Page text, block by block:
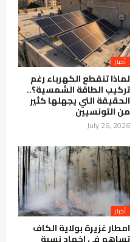
أخبار
لماذا تنقطع الكهرباء رغم
تركيب الطاقة الشمسية؟..
الحقيقة التي يجهلها كثير
من التونسيين
July 26, 2026
أخبار
امطار غزيرة بولاية الكاف
تساهم في اخماد نسبة